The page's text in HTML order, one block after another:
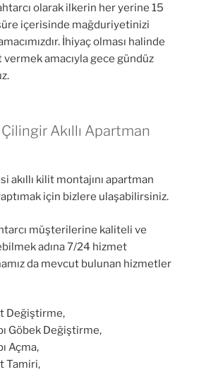
olarak ilkerin her yerine 15
içerisinde mağduriyetinizi
İhiyaç olması halinde
amacıyla gece gündüz
Akıllı Apartman
akıllı kilit montajını apartman
için bizlere ulaşabilirsiniz.
müşterilerine kaliteli ve
adına 7/24 hizmet
da mevcut bulunan hizmetler
Değiştirme,
Göbek Değiştirme,
Açma,
Tamiri,